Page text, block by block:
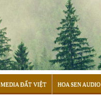
MEDIA ĐẤT VIỆT HOA SEN AUDIO